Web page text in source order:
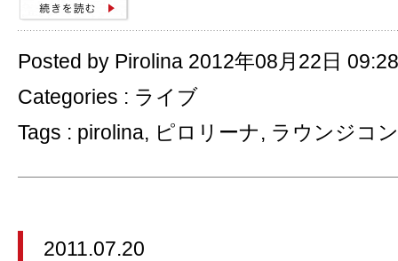
Posted by Pirolina 2012年08月22日 09:28
Categories : ライブ
Tags : pirolina, ピロリーナ, ラウンジコ
2011.07.20